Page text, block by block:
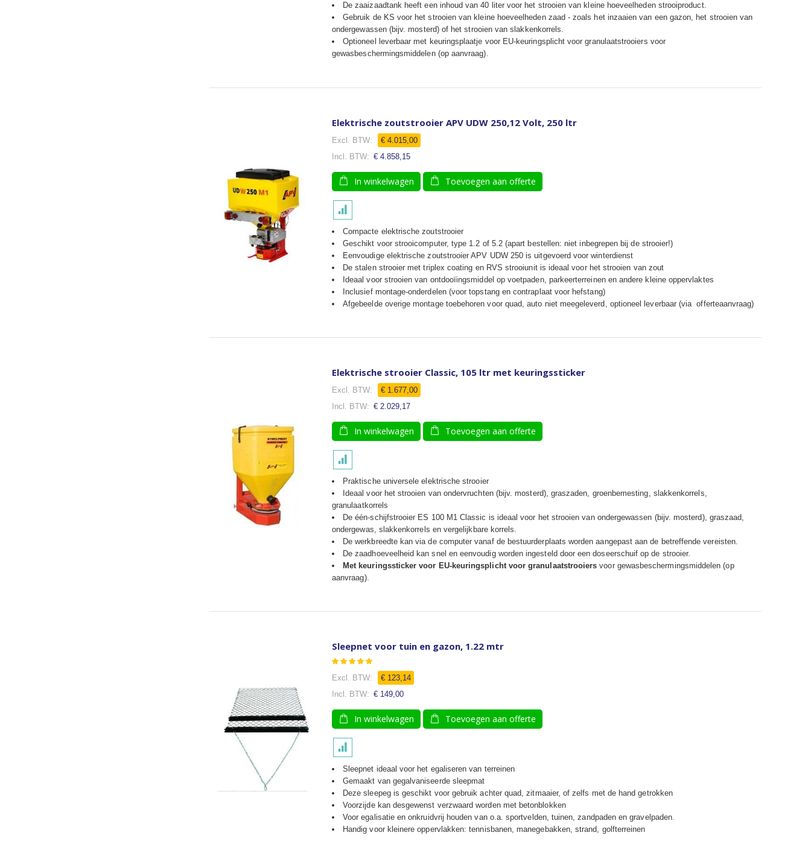
Dezaaizaadtank heeft een inhoud van 40 liter voor het strooien van kleine hoeveelheden strooiproduct.
Gebruik de KS voor het strooien van kleine hoeveelheden zaad - zoals het inzaaien van een gazon, het strooien van
ondergewassen (bijv. mosterd) of het strooien van slakkenkorrels.
Optioneel leverbaar met keuringsplaatje voor EU-keuringsplicht voor granulaatstrooiers voor
gewasbeschermingsmiddelen (op aanvraag).
Elektrische zoutstrooier APV UDW 250,12 Volt, 250 ltr
€ 4.015,00
€ 4.858,15
In winkelwagen Toevoegen aan offerte
Compacte elektrische zoutstrooier
Geschikt voor strooicomputer, type 1.2 of 5.2 (apart bestellen: niet inbegrepen bij de strooier!)
Eenvoudige elektrische zoutstrooier APV UDW 250 is uitgevoerd voorwinterdienst
De stalen strooier met triplex coating en RVS strooiunit is ideaal voor het strooien van zout
Ideaal voorstrooien van ontdooïingsmiddel opvoetpaden, parkeerterreinen en anderekleine oppervlaktes
Inclusief montage-onderdelen (voor topstang en contraplaat voor hefstang)
Afgebeelde overige montage toebehoren voor quad, auto niet meegeleverd, optioneel leverbaar (via offerteaanvraag)
Elektrische strooier Classic, 105 ltr met keuringssticker
€ 1.677,00
€ 2.029,17
In winkelwagen Toevoegen aan offerte
Praktische universele elektrische strooier
Ideaal voor het strooien van ondervruchten (bijv. mosterd), graszaden, groenbemesting, slakkenkorrels,
granulaatkorrels
De één-schijfstrooier ES 100 M1 Classic is ideaal voor het strooien van ondergewassen (bijv. mosterd), graszaad,
ondergewas, slakkenkorrels en vergelijkbare korrels.
De werkbreedte kan via de computer vanaf de bestuurderplaats worden aangepast aan de betreffende vereisten.
De zaadhoeveelheid kan snel en eenvoudig worden ingesteld door een doseerschuif op de strooier.
Met keuringssticker voor EU-keuringsplicht voor granulaatstrooiers voor gewasbeschermingsmiddelen (op
aanvraag).
Sleepnet voor tuin en gazon, 1.22 mtr
Waardering:
€ 123,14
€ 149,00
In winkelwagen Toevoegen aan offerte
Sleepnet ideaal voor het egaliseren van terreinen
Gemaakt van gegalvaniseerde sleepmat
Deze sleepeg is geschikt voor gebruik achter quad, zitmaaier, of zelfs met de hand getrokken
Voorzijde kan desgewenst verzwaard worden met betonblokken
Voor egalisatie en onkruidvrij houden van o.a. sportvelden, tuinen, zandpaden en gravelpaden.
Handig voor kleinere oppervlakken: tennisbanen, manegebakken, strand, golfterreinen